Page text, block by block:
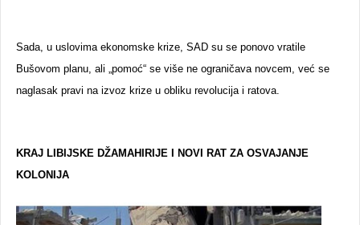
Sada, u uslovima ekonomske krize, SAD su se ponovo vratile
Bušovom planu, ali „pomoć“ se više ne ograničava novcem, već se
naglasak pravi na izvoz krize u obliku revolucija i ratova.
KRAJ LIBIJSKE DŽAMAHIRIJE I NOVI RAT ZA OSVAJANJE
KOLONIJA